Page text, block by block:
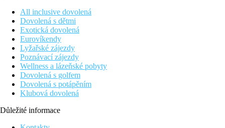
All inclusive dovolená
Dovolená s dětmi
Exotická dovolená
Eurovíkendy
Lyžařské zájezdy
Poznávací zájezdy
Wellness a lázeňské pobyty
Dovolená s golfem
Dovolená s potápěním
Klubová dovolená
Důležité informace